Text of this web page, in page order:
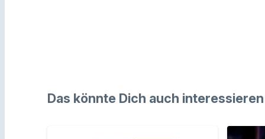
Das könnte Dich auch interessieren